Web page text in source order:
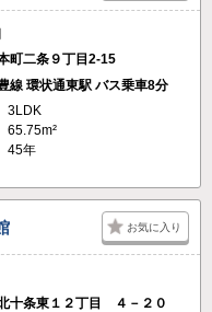
町二条９丁目2-15
線 環状通東駅 バス乗車8分
3LDK
65.75m²
45年
お気に入り
十条東１２丁目 ４－２０